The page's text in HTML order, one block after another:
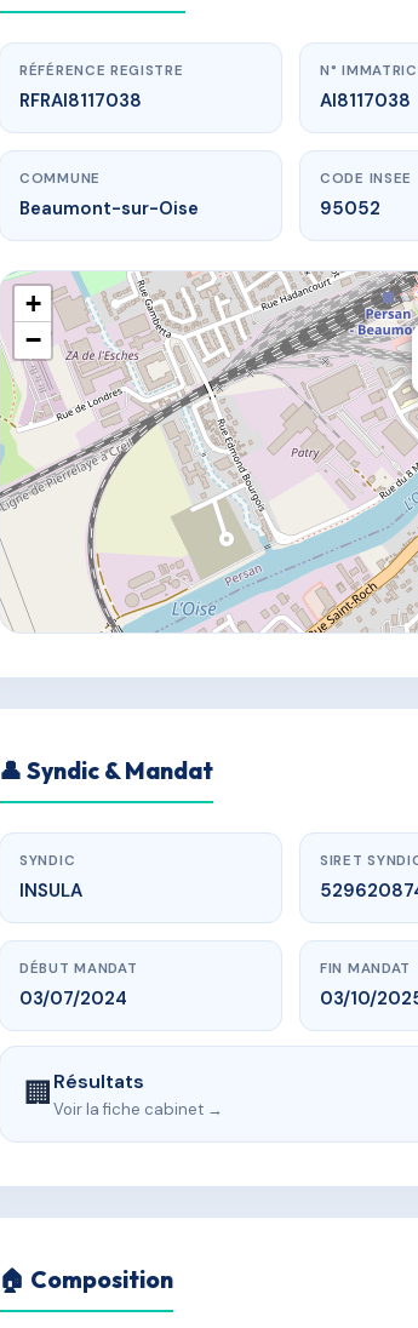
SDC 21 RUE
21 Rue Nationale
RÉFÉRENCE REGISTRE
RFRAI8117038
N°
AI8117038
COMMUNE
Beaumont-sur-Oise
CODE INSEE
95052
+
−
👤 Syndic & Mandat
SYNDIC
INSULA
SIRET
DÉBUT MANDAT
03/07/2024
FIN MANDAT
03/10/
🏢Résultats
Voir la fiche cabinet →
🏠 Composition